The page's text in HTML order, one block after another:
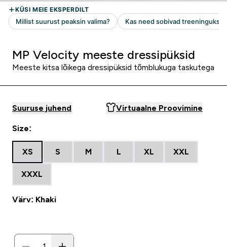
MP Velocity meeste dressipüksid
Meeste kitsa lõikega dressipüksid tõmblukuga taskutega
Suuruse juhend Virtuaalne Proovimine
Size:
XS S M L XL XXL
XXXL
Värv: Khaki